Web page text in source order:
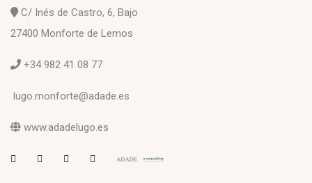
C/ Inés de Castro, 6, Bajo
27400 Monforte de Lemos
+34 982 41 08 77
lugo.monforte@adade.es
www.adadelugo.es